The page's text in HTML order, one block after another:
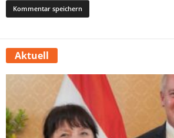
Aktuell